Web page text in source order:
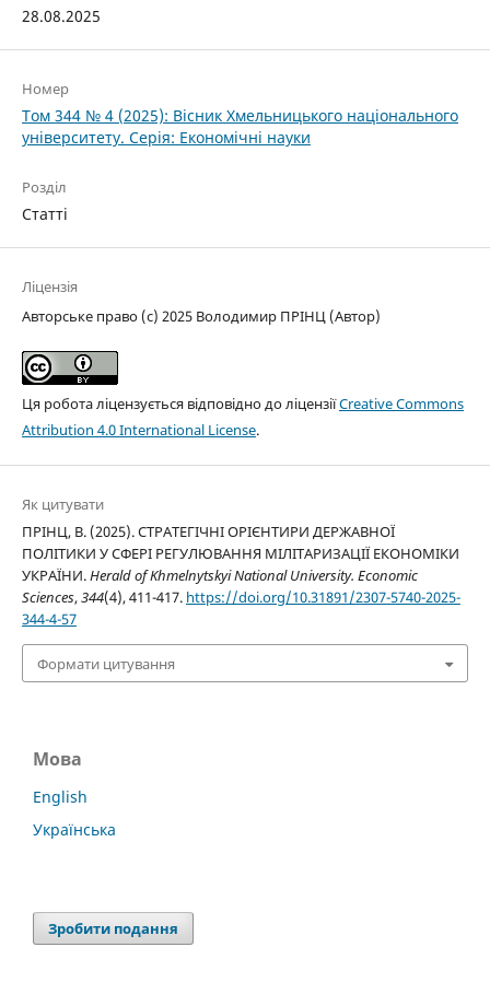
28.08.2025
Номер
Том 344 № 4 (2025): Вісник Хмельницького національного
університету. Серія: Економічні науки
Розділ
Статті
Ліцензія
Авторське право (c) 2025 Володимир ПРІНЦ (Автор)
Ця робота ліцензується відповідно до ліцензіїCreative Commons
Attribution 4.0 International License.
Як цитувати
ПРІНЦ, В. (2025). СТРАТЕГІЧНІ ОРІЄНТИРИ ДЕРЖАВНОЇ
ПОЛІТИКИ У СФЕРІ РЕГУЛЮВАННЯ МІЛІТАРИЗАЦІЇ ЕКОНОМІКИ
УКРАЇНИ.Herald of Khmelnytskyi National University. Economic
Sciences,344(4), 411-417. https://doi.org/10.31891/2307-5740-2025-
344-4-57
Формати цитування
Мова
English
Українська
Зробити подання